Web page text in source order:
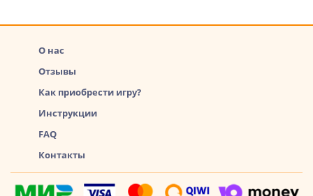
О нас
Отзывы
Как приобрести игру?
Инструкции
FAQ
Контакты